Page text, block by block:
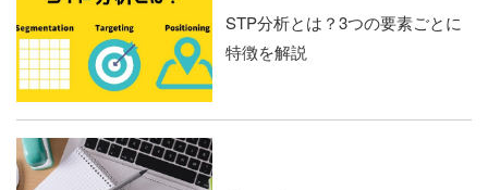
STP分析とは？3つの要素ごとに
特徴を解説